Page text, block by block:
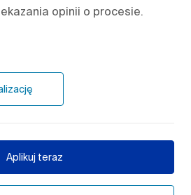
opinii o procesie.
Aplikuj teraz